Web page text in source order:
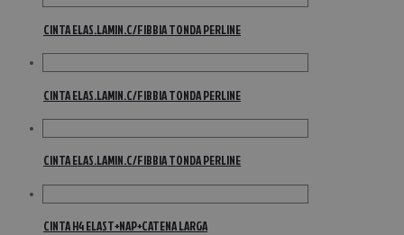
CINTA ELAS.LAMIN.C/FIBBIA TONDA PERLINE
CINTA ELAS.LAMIN.C/FIBBIA TONDA PERLINE
CINTA ELAS.LAMIN.C/FIBBIA TONDA PERLINE
CINTA H4 ELAST+NAP+CATENA LARGA